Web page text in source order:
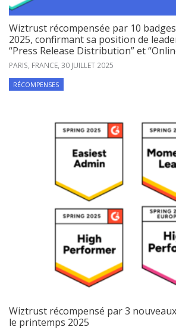
Wiztrust récompensée par 10
2025, confirmant sa position de
“Press Release Distribution” et
PARIS, FRANCE, 30 JUILLET 2025
RÉCOMPENSES
Wiztrust récompensé par 3
le printemps 2025